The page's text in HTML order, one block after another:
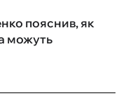
пояснив, як
можуть